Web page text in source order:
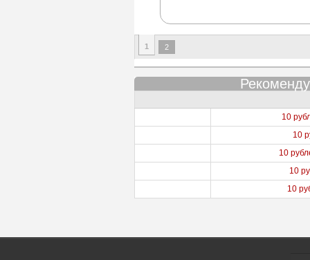
1 2
10
10
10
10
10